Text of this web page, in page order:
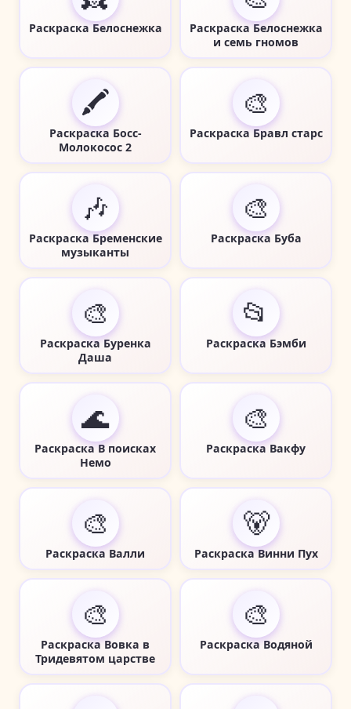
Раскраска Белоснежка
Раскраска Белоснежка
и семь гномов
🖍️
Раскраска Босс-
Молокосос 2
🎨
Раскраска Бравл старс
🎶
Раскраска Бременские
музыканты
🎨
Раскраска Буба
🎨
Раскраска Буренка
Даша
📂
Раскраска Бэмби
🌊
Раскраска В поисках
Немо
🎨
Раскраска Вакфу
🎨
Раскраска Валли
🐻
Раскраска Винни Пух
🎨
Раскраска Вовка в
Тридевятом царстве
🎨
Раскраска Водяной